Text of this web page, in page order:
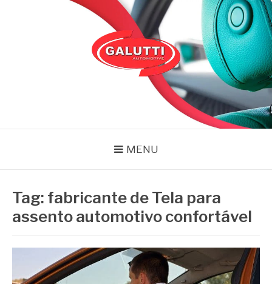
MENU
Tag: fabricante de Tela para
assento automotivo confortável